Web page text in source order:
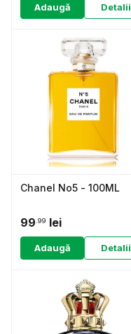
Adaugă Detalii
Chanel No5 - 100ML
99 .99 lei
Adaugă Detalii